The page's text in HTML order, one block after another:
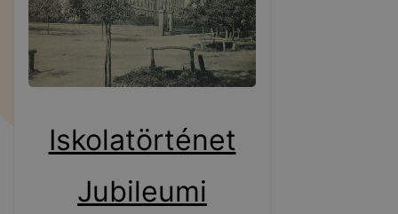
Iskolatörténet
Jubileumi